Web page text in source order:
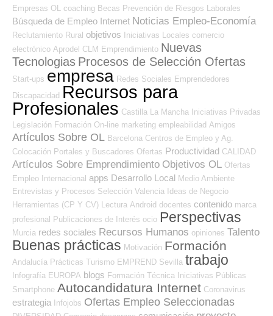
Empresas OL coaching Becas Prevención de Riesgos Laborales
Búsqueda de Empleo Internet Noticias Empleo-Economía
Reclutamiento Rural objetivos Iniciativas Locales comercio
electrónico Aprodel CLM Emprendimiento Nuevas
Tecnologias Procesos de Selección Ofertas
Start-ups empresa Redes Sociales Emprendedores
Discapacidad Recursos para
Profesionales Castilla La Mancha Iniciativas Privadas
Legislación Formación On-line marketing empleabilidad Amigos
Artículos Sobre OL Barcelona Centros de Empleo y Ag.
Colocación Portales y Buscadores Ofertas Productividad CALIDAD
Artículos Sobre Emprendimiento Objetivos OL Ofertas
Empleo Internacional apps Desarrollo Local Medio Ambiente
Entrevistas y Procesos Selección Valencia Ideas de Negocio
Herramientas (CP Y CV) Lectura Android docentes contenido marca
profesional Publicaciones de Interés ocio Perspectivas
Murcia redes sociales Recursos Humanos opiniones Talento
Buenas prácticas Motivación Formación
Andalucía Prácticas Turismo EMPREND Sevilla trabajo
Infografía EUROPA blogs Formación Técnica Iniciativas Públicas
Smartphone Autocandidatura Internet Coronavirus
estrategia Infojobs Ofertas Empleo Seleccionadas